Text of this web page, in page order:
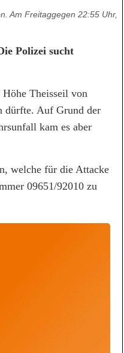
Am Freitaggegen 22:55 Uhr,
Polizei sucht
Theisseil von
dürfte. Auf Grund der
kam es aber
welche für die Attacke
09651/92010 zu